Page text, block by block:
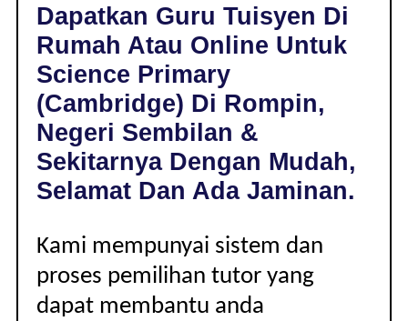
ROMPIN,
NEGERI
SEMBILAN
PRIMARY
(CAMBRIDGE)
Dapatkan Guru Tuisyen Di
Rumah Atau Online Untuk
Science Primary
(Cambridge) Di Rompin,
Negeri Sembilan &
Sekitarnya Dengan Mudah,
Selamat Dan Ada Jaminan.
Kami mempunyai sistem dan
proses pemilihan tutor yang
dapat membantu anda